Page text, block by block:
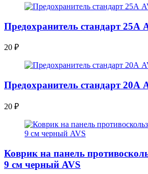
Предохранитель стандарт 25А
20 ₽
Предохранитель стандарт 20А
20 ₽
Коврик на панель
9 см черный AVS